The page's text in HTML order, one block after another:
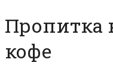
Пропитка
кофе